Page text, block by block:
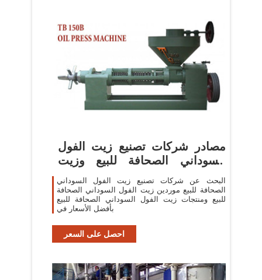
مصادر شركات تصنيع زيت الفول
السوداني الصحافة للبيع وزيت
الفول السوداني
البحث عن شركات تصنيع زيت الفول السوداني
الصحافة للبيع موردين زيت الفول السوداني الصحافة
للبيع ومنتجات زيت الفول السوداني الصحافة للبيع
بأفضل الأسعار في
احصل على السعر